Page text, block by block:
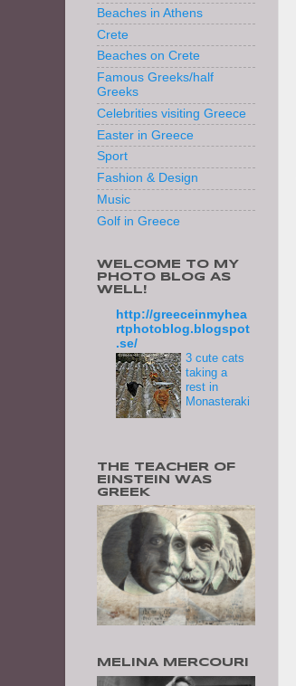
Beaches in Athens
Crete
Beaches on Crete
Famous Greeks/half
Greeks
Celebrities visiting Greece
Easter in Greece
Sport
Fashion & Design
Music
Golf in Greece
WELCOME TO MY
PHOTO BLOG AS
WELL!
http://greeceinmyhea
rtphotoblog.blogspot
.se/
3 cute cats
taking a
rest in
Monasteraki
THE TEACHER OF
EINSTEIN WAS
GREEK
MELINA MERCOURI